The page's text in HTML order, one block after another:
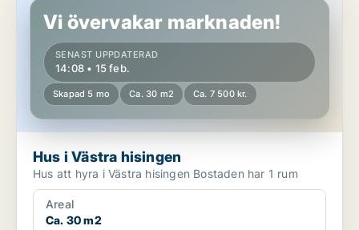
Vi övervakar marknaden!
SENAST UPPDATERAD
14:08 • 15 feb.
Skapad 5 mo Ca. 30 m2 Ca. 7 500 kr.
Hus i Västra hisingen
Hus att hyra i Västra hisingen Bostaden har 1 rum
Areal
Ca. 30 m2